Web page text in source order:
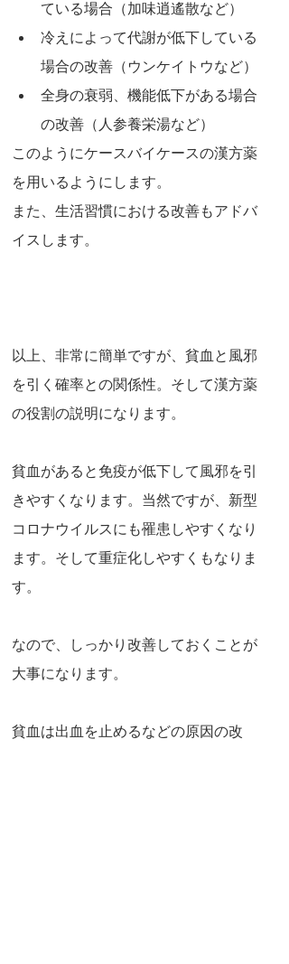
ている場合（加味逍遙散など）
冷えによって代謝が低下している
場合の改善（ウンケイトウなど）
全身の衰弱、機能低下がある場合
の改善（人参養栄湯など）
このようにケースバイケースの漢方薬
を用いるようにします。
また、生活習慣における改善もアドバ
イスします。
以上、非常に簡単ですが、貧血と風邪
を引く確率との関係性。そして漢方薬
の役割の説明になります。
貧血があると免疫が低下して風邪を引
きやすくなります。当然ですが、新型
コロナウイルスにも罹患しやすくなり
ます。そして重症化しやすくもなりま
す。
なので、しっかり改善しておくことが
大事になります。
貧血は出血を止めるなどの原因の改